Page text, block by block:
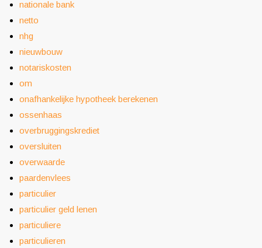
nationale bank
netto
nhg
nieuwbouw
notariskosten
om
onafhankelijke hypotheek berekenen
ossenhaas
overbruggingskrediet
oversluiten
overwaarde
paardenvlees
particulier
particulier geld lenen
particuliere
particulieren